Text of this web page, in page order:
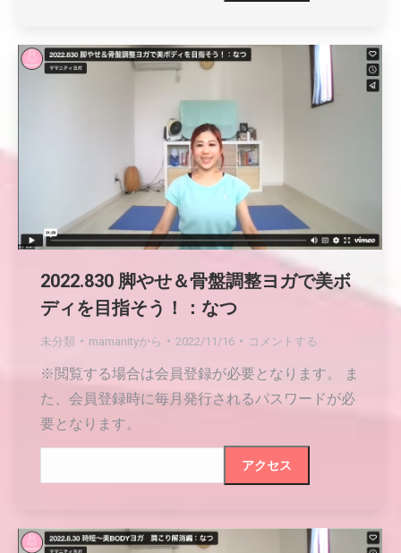
2022.830 脚やせ＆骨盤調整ヨガで美ボ
ディを目指そう！：なつ
未分類 mamanityから 2022/11/16 コメントする
※閲覧する場合は会員登録が必要となります。 ま
た、会員登録時に毎月発行されるパスワードが必
要となります。